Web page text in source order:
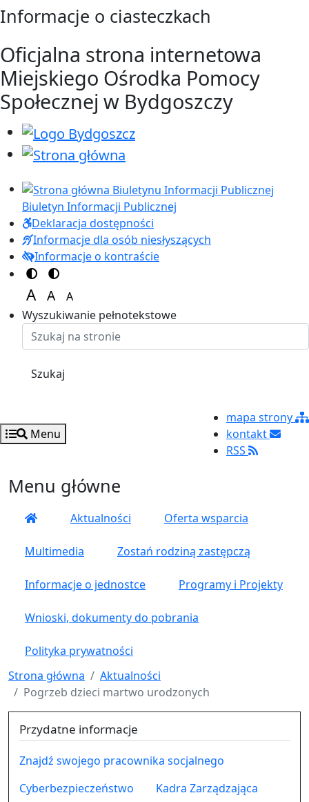
Przejdź do treści
Przejdź do menu
Informacje o ciasteczkach
Oficjalna strona internetowa
Miejskiego Ośrodka Pomocy
Społecznej w Bydgoszczy
Biuletyn Informacji Publicznej
Deklaracja dostępności
Informacje dla osób niesłyszących
Informacje o kontraście
Przełącz na motyw kolorów
Przełącz na motyw wysokiej widoczności
A
Ustaw rozmiar czcionki na 150%
A
Ustaw rozmiar czcionki na 125%
A
Ustaw rozmiar czcionki na 100%
Wyszukiwanie pełnotekstowe
Szukaj
Menu
mapa strony
kontakt
RSS
Menu główne
Aktualności Oferta wsparcia
Multimedia Zostań rodziną zastępczą
Informacje o jednostce Programy i Projekty
Wnioski, dokumenty do pobrania
Polityka prywatności
Strona główna
Aktualności
Pogrzeb dzieci martwo urodzonych
Przydatne informacje
Znajdź swojego pracownika socjalnego
Cyberbezpieczeństwo
Kadra Zarządzająca